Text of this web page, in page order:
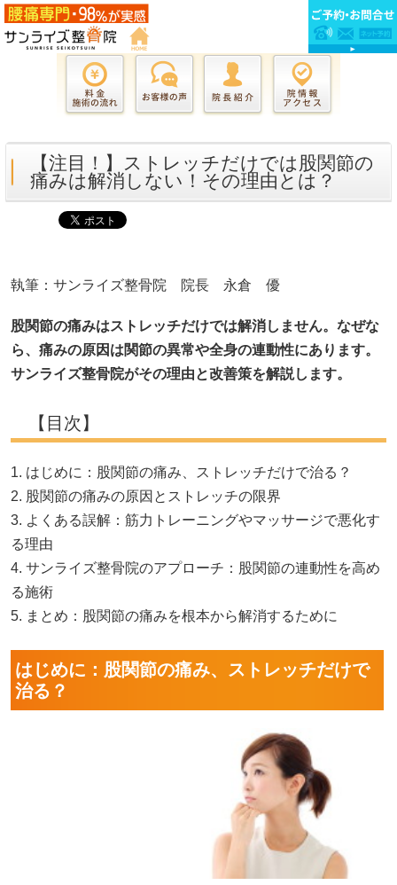
【注目！】ストレッチだけでは股関節の
痛みは解消しない！その理由とは？
執筆：サンライズ整骨院 院長 永倉 優
股関節の痛みはストレッチだけでは解消しません。なぜな
ら、痛みの原因は関節の異常や全身の連動性にあります。
サンライズ整骨院がその理由と改善策を解説します。
【目次】
1. はじめに：股関節の痛み、ストレッチだけで治る？
2. 股関節の痛みの原因とストレッチの限界
3. よくある誤解：筋力トレーニングやマッサージで悪化す
る理由
4. サンライズ整骨院のアプローチ：股関節の連動性を高め
る施術
5. まとめ：股関節の痛みを根本から解消するために
はじめに：股関節の痛み、ストレッチだけで
治る？